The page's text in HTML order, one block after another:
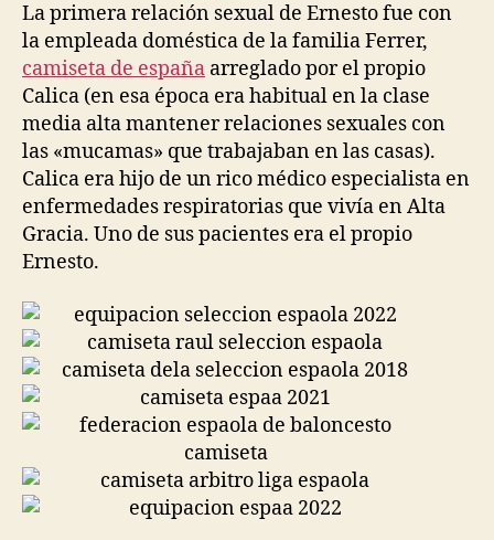
La primera relación sexual de Ernesto fue con
la empleada doméstica de la familia Ferrer,
camiseta de españa arreglado por el propio
Calica (en esa época era habitual en la clase
media alta mantener relaciones sexuales con
las «mucamas» que trabajaban en las casas).
Calica era hijo de un rico médico especialista en
enfermedades respiratorias que vivía en Alta
Gracia. Uno de sus pacientes era el propio
Ernesto.